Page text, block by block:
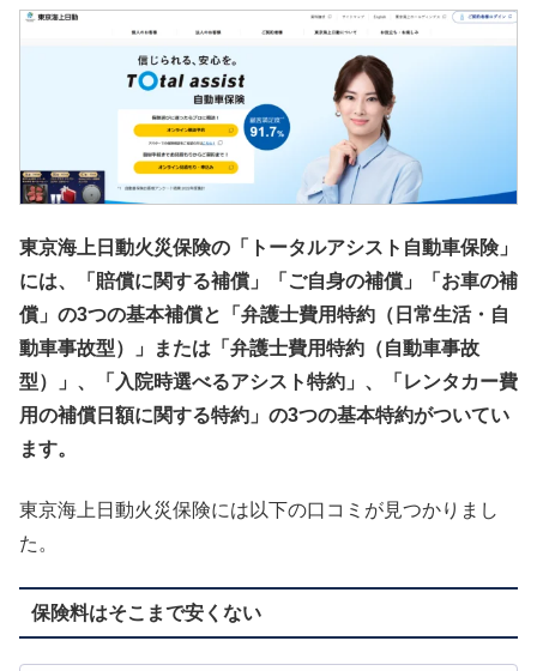
東京海上日動火災保険の「トータルアシスト自動車保険」
には、「賠償に関する補償」「ご自身の補償」「お車の補
償」の3つの基本補償と「弁護士費用特約（日常生活・自
動車事故型）」または「弁護士費用特約（自動車事故
型）」、「入院時選べるアシスト特約」、「レンタカー費
用の補償日額に関する特約」の3つの基本特約がついてい
ます。
東京海上日動火災保険には以下の口コミが見つかりまし
た。
保険料はそこまで安くない